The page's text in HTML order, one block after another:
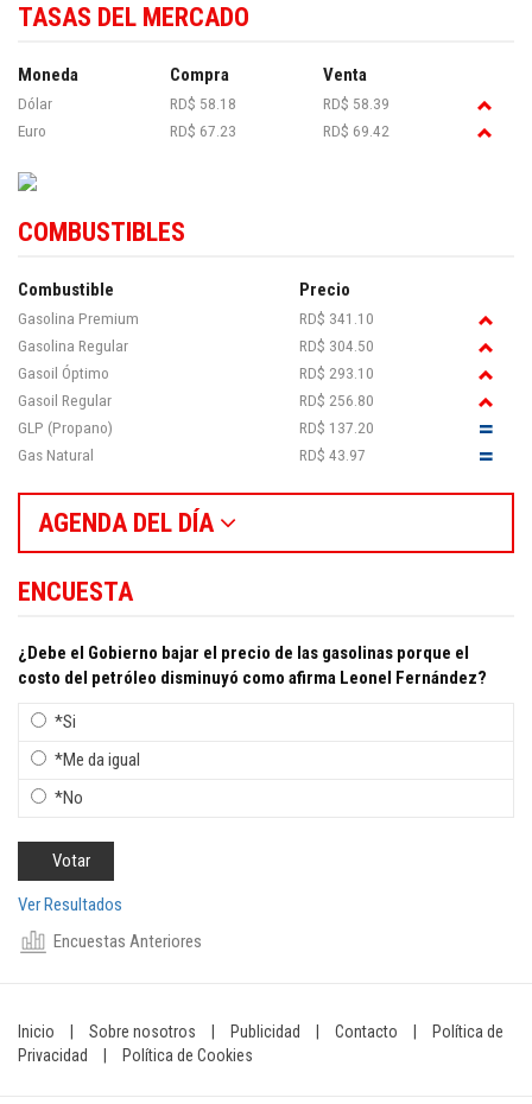
TASAS DEL MERCADO
Moneda Compra Venta
Dólar RD$ 58.18
RD$ 58.39
Euro
RD$ 67.23 RD$ 69.42
COMBUSTIBLES
Combustible Precio
Gasolina Premium
RD$ 341.10
Gasolina Regular
RD$ 304.50
Gasoil Óptimo
RD$ 293.10
Gasoil Regular
RD$ 256.80
GLP (Propano)
RD$ 137.20
Gas Natural
RD$ 43.97
AGENDA DEL DÍA
ENCUESTA
¿Debe el Gobierno bajar el precio de las gasolinas porque el
costo del petróleo disminuyó como afirma Leonel Fernández?
*Si
*Me da igual
*No
Ver Resultados
Encuestas Anteriores
Inicio Sobre nosotros Publicidad Contacto
Política de
Privacidad
Política de Cookies